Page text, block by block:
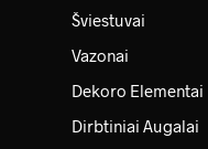
Šviestuvai
Vazonai
Dekoro Elementai
Dirbtiniai Augalai